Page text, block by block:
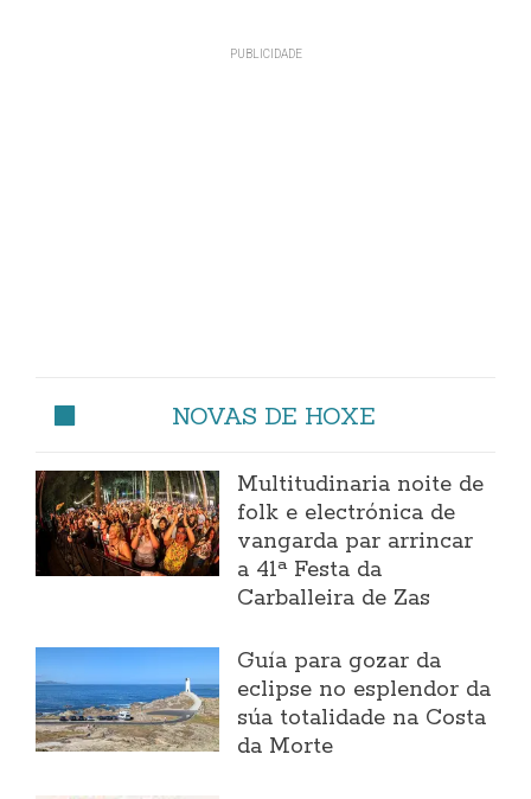
NOVAS DE HOXE
Multitudinaria noite de
folk e electrónica de
vangarda par arrincar
a 41ª Festa da
Carballeira de Zas
Guía para gozar da
eclipse no esplendor da
súa totalidade na Costa
da Morte